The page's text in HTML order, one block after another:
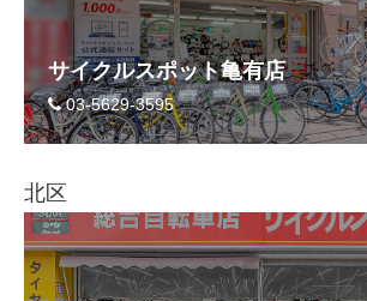
サイクルスポット亀有店
03-5629-3595
北区